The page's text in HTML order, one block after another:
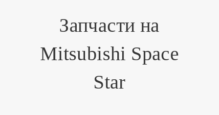
Запчасти на
Mitsubishi Space
Star